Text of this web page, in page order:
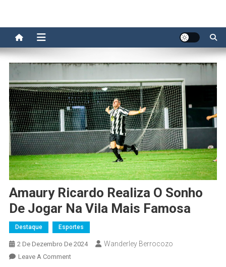
Amaury Ricardo Realiza O Sonho
De Jogar Na Vila Mais Famosa
Destaque Esportes
2 De Dezembro De 2024 Wanderley Berrocozo
Leave A CommentOn